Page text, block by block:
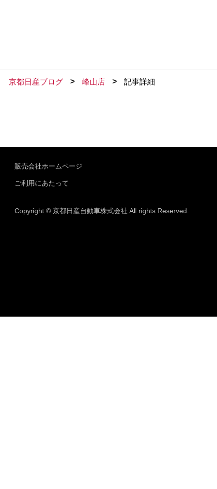
京都日産ブログ > 峰山店 > 記事詳細
販売会社ホームページ
ご利用にあたって
Copyright © 京都日産自動車株式会社 All rights Reserved.